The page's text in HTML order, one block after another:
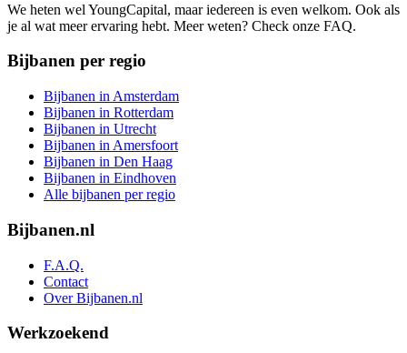
We heten wel YoungCapital, maar iedereen is even welkom. Ook als
je al wat meer ervaring hebt. Meer weten? Check onze FAQ.
Bijbanen per regio
Bijbanen in Amsterdam
Bijbanen in Rotterdam
Bijbanen in Utrecht
Bijbanen in Amersfoort
Bijbanen in Den Haag
Bijbanen in Eindhoven
Alle bijbanen per regio
Bijbanen.nl
F.A.Q.
Contact
Over Bijbanen.nl
Werkzoekend